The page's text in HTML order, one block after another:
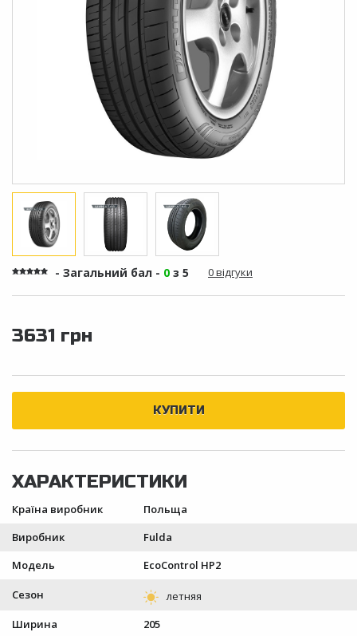
- Загальний бал - 0 з 5 0 відгуки
3631 грн
Країна виробник
Польща
Виробник
Fulda
Модель
EcoControl HP2
Сезон
Ширина
205